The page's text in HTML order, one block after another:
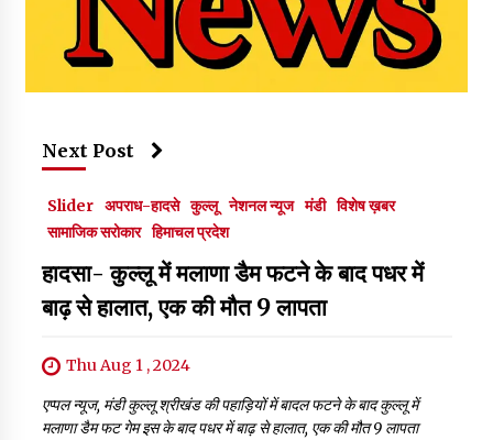
Next Post
Slider अपराध-हादसे कुल्लू नेशनल न्यूज मंडी विशेष ख़बर
सामाजिक सरोकार हिमाचल प्रदेश
हादसा- कुल्लू में मलाणा डैम फटने के बाद पधर में
बाढ़ से हालात, एक की मौत 9 लापता
Thu Aug 1 , 2024
एप्पल न्यूज, मंडी कुल्लू श्रीखंड की पहाड़ियों में बादल फटने के बाद कुल्लू में
मलाणा डैम फट गेम इस के बाद पधर में बाढ़ से हालात, एक की मौत 9 लापता